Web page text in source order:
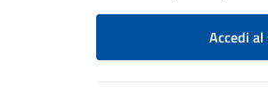
Accedi